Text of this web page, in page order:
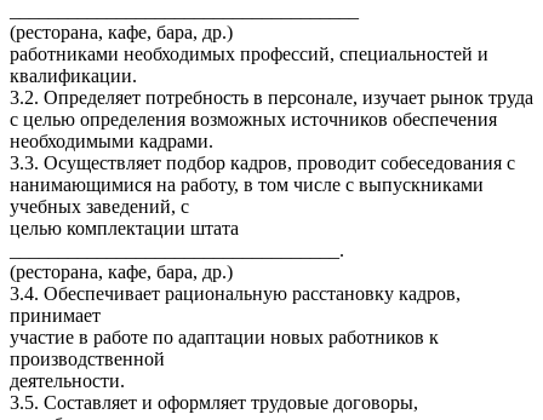
(ресторана, кафе, бара, др.)
работниками необходимых профессий, специальностей и
квалификации.
3.2. Определяет потребность в персонале, изучает рынок труда
с целью определения возможных источников обеспечения
необходимыми кадрами.
3.3. Осуществляет подбор кадров, проводит собеседования с
нанимающимися на работу, в том числе с выпускниками
учебных заведений, с
целью комплектации штата
__________________________________.
(ресторана, кафе, бара, др.)
3.4. Обеспечивает рациональную расстановку кадров,
принимает
участие в работе по адаптации новых работников к
производственной
деятельности.
3.5. Составляет и оформляет трудовые договоры,